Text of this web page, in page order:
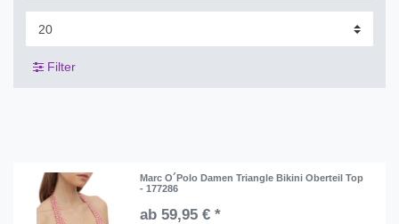
Filter
Marc O´Polo Damen Triangle Bikini Oberteil Top
- 177286
ab 59,95 € *